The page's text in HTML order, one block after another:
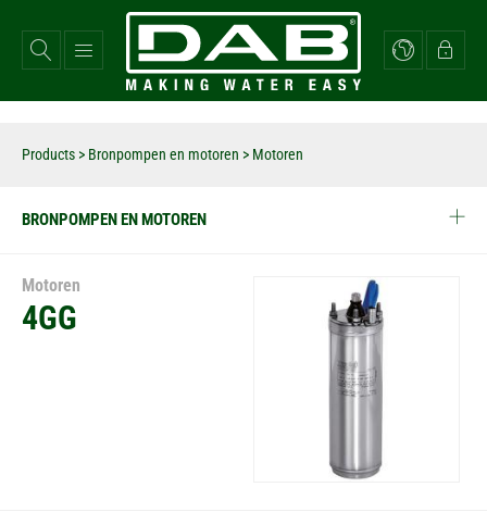
naar
Products > Bronpompen en motoren > Motoren
BRONPOMPEN EN MOTOREN
Motoren
4GG